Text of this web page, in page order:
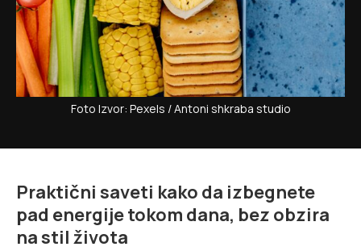
Foto Izvor: Pexels / Antoni shkraba studio
Praktični saveti kako da izbegnete
pad energije tokom dana, bez obzira
na stil života